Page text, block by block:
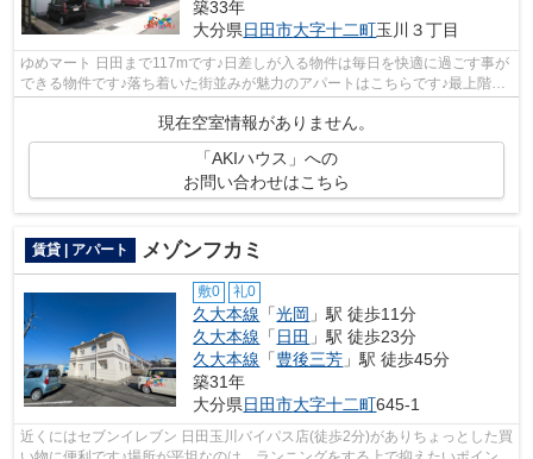
築33年
大分県日田市大字十二町玉川３丁目
ゆめマート 日田まで117mです♪日差しが入る物件は毎日を快適に過ごす事が
できる物件です♪落ち着いた街並みが魅力のアパートはこちらです♪最上階の
物件です♪できるだけ早めに不動産情報...
現在空室情報がありません。
「AKIハウス」への
お問い合わせはこちら
賃貸 | アパート メゾンフカミ
敷0 礼0
久大本線 「光岡 」駅 徒歩11分
久大本線 「 日田 」駅 徒歩23分
久大本線 「豊後三芳 」駅 徒歩45分
築31年
大分県日田市大字十二町645-1
近くにはセブンイレブン 日田玉川バイパス店(徒歩2分)がありちょっとした買